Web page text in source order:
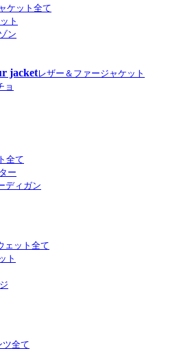
ケット全て
ト
ン
jacketレザー＆ファージャケット
ョ
全て
ー
ディガン
ェット全て
ト
ツ全て